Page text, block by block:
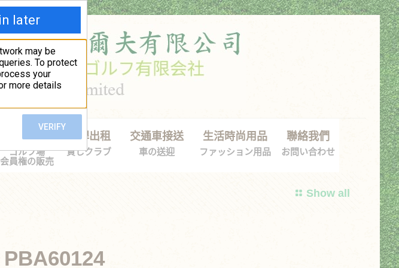
球證買賣
ゴルフ場
会員権の販売
球桿出租
貸しクラブ
交通車接送
車の送迎
生活時尚用品
ファッション用品
聯絡我們
お問い合わせ
Show all
PBA60124